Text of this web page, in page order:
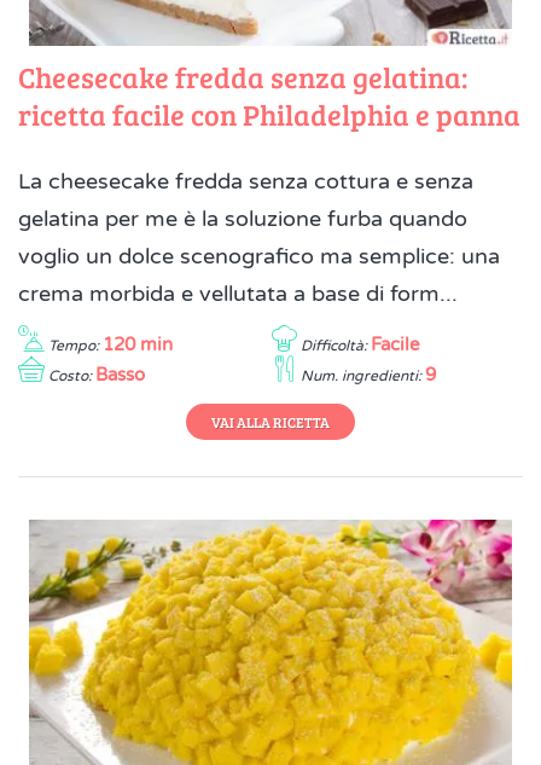
Cheesecake fredda senza gelatina:
ricetta facile con Philadelphia e panna
La cheesecake fredda senza cottura e senza
gelatina per me è la soluzione furba quando
voglio un dolce scenografico ma semplice: una
crema morbida e vellutata a base di form...
Tempo: 120 min Difficoltà: Facile
Costo: Basso Num. ingredienti: 9
VAI ALLA RICETTA